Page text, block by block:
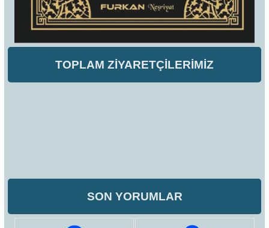
TOPLAM ZİYARETÇİLERİMİZ
SON YORUMLAR